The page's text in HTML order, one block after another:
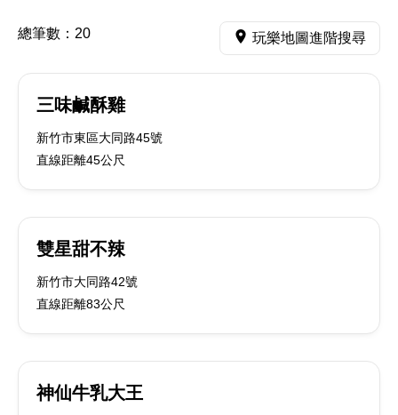
總筆數： 20 玩樂地圖進階搜尋
三味鹹酥雞
新竹市東區大同路45號
直線距離45公尺
雙星甜不辣
新竹市大同路42號
直線距離83公尺
神仙牛乳大王